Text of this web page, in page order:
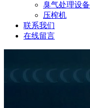
臭气处理设备
压榨机
联系我们
在线留言